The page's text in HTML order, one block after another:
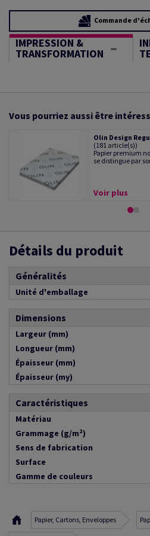
Commande
IMPRESSION &
TRANSFORMATION
Vous pourriez aussi être
Olin Design
(181 article(s))
Papier premium
se distingue par
Voir plus
Détails du produit
Généralités
Unité d'emballage
Dimensions
Largeur (mm)
Longueur (mm)
Épaisseur (mm)
Épaisseur (my)
Caractéristiques
Matériau
Grammage (g/m²)
Sens de fabrication
Surface
Gamme de couleurs
Papier, Cartons, Enveloppes